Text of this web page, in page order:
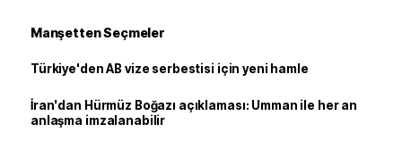
Manşetten Seçmeler
Türkiye'den AB vize serbestisi için yeni hamle
İran'dan Hürmüz Boğazı açıklaması: Umman ile her an
anlaşma imzalanabilir